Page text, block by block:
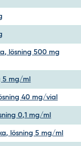
lösning 500 mg
5 mg/ml
40 mg/vial
0,1 mg/ml
lösning 5 mg/ml